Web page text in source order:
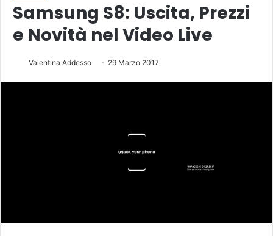
Samsung S8: Uscita, Prezzi
e Novità nel Video Live
Valentina Addesso 29 Marzo 2017